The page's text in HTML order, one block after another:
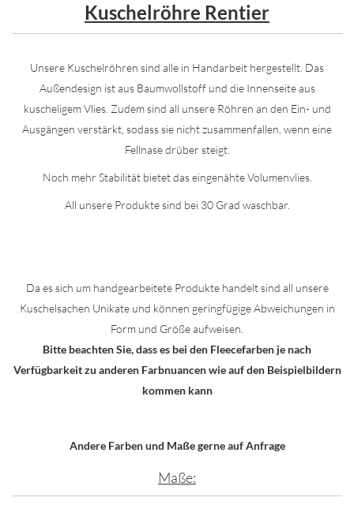
Kuschelröhre Rentier
Unsere Kuschelröhren sind alle in Handarbeit hergestellt. Das
Außendesign ist aus Baumwollstoff und die Innenseite aus
kuscheligem Vlies. Zudem sind all unsere Röhren an den Ein- und
Ausgängen verstärkt, sodass sie nicht zusammenfallen, wenn eine
Fellnase drüber steigt.
Noch mehr Stabilität bietet das eingenähte Volumenvlies.
All unsere Produkte sind bei 30 Grad waschbar.
Da es sich um handgearbeitete Produkte handelt sind all unsere
Kuschelsachen Unikate und können geringfügige Abweichungen in
Form und Größe aufweisen.
Bitte beachten Sie, dass es bei den Fleecefarben je nach
Verfügbarkeit zu anderen Farbnuancen wie auf den Beispielbildern
kommen kann
Andere Farben und Maße gerne auf Anfrage
Maße: